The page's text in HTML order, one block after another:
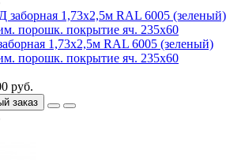
1,73х2,5м RAL 6005 (зеленый)
порошк. покрытие яч. 235х60
руб.
заказ